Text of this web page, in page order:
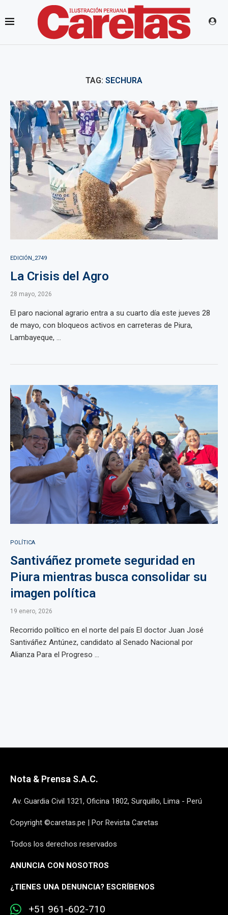
TAG: SECHURA
EDICIÓN_2749
La Crisis del Agro
28 mayo, 2026
El paro nacional agrario entra a su cuarto día este jueves 28
de mayo, con bloqueos activos en carreteras de Piura,
Lambayeque, ...
POLÍTICA
Santiváñez promete seguridad en
Piura mientras busca consolidar su
imagen política
19 enero, 2026
Recorrido político en el norte del país El doctor Juan José
Santiváñez Antúnez, candidato al Senado Nacional por
Alianza Para el Progreso ...
Nota & Prensa S.A.C.
Av. Guardia Civil 1321, Oficina 1802, Surquillo, Lima - Perú
Copyright ©caretas.pe | Por Revista Caretas
Todos los derechos reservados
ANUNCIA CON NOSOTROS
¿TIENES UNA DENUNCIA? ESCRÍBENOS
+51 961-602-710